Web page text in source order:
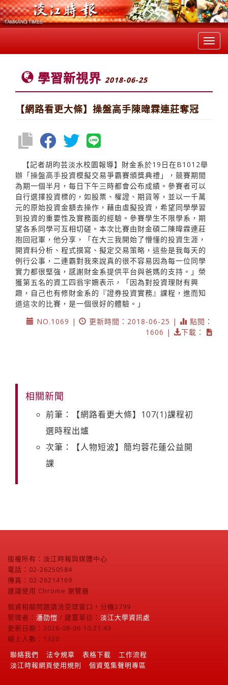
學習新視界 2018-06-25
【網路看更大條】操盤高手陳暐霖連莊奪冠
【記者胡昀芸淡水校園報導】財金系於19日在B1012舉
辦「操盤高手投資模擬交易爭霸賽頒獎典禮」，競賽期間
為期一個半月，每日下午三時都會公布成績。參賽者可以
自行選擇投資標的，如股票、權證、期貨等，並以一千萬
元的原始投資金額去操作，藉由虛擬投資，希望同學學習
到投資的重要性及實務面的經驗。參賽學生不限學系，期
望各系同學可互相切磋。本次比賽由財金碩二陳暐霖連莊
抱回冠軍，他分享，「在大三我開始了懵懂的投資生涯，
開資料分析、程式撰寫、擬定交易策略，這些是我每天的
例行公事，二連霸對我來說真的很不容易因為每一位同學
實力都很堅強，感謝財金系提供平台與爸媽的支持。」榮
獲第五名的資工四翁宇姍表示，「因為對投資理財有興
趣，自己也有修財金系的『證券投資實務』課程，進而知
道這次的比賽，是一個很好的體驗。」
NO.1069 |
更新時間：2018-06-25 |
點閱：
1606 |
下載：
相關新聞
前筆：【網路看更大條】107(1)課程初
選時程出爐
次筆：【人物短波】簡均蓉花蓮公益開
課
版權所有：淡江時報與媒體中心
電話：02-26250584
傳真：02-26214169
建議使用 Chrome 瀏覽器
個資相關問題請洽受理窗口，分機2799
管理者： 潘劭愷 / 建置單位： 淡江大學資訊處
更新日期：2026-08-06 10:21:43
線上人數：1320
聯絡我們
法令規章 表格下載
工作流程
淡江時報網頁使用規則
個資蒐集聲明專區